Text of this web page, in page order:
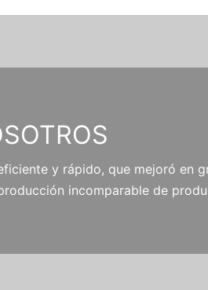
y rápido, que mejoró en
incomparable de